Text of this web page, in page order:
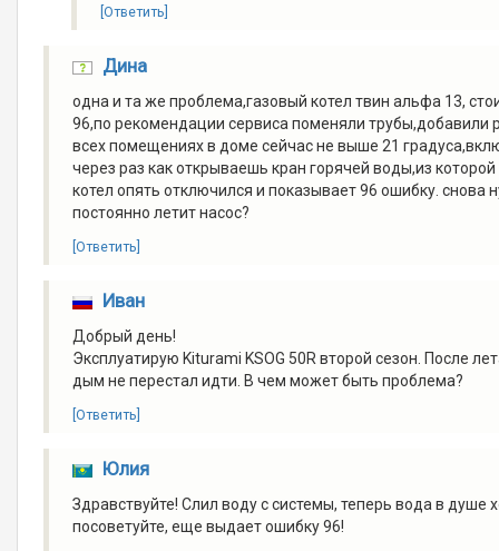
[Ответить]
Дина
одна и та же проблема,газовый котел твин альфа 13,
96,по рекомендации сервиса поменяли
всех помещениях в доме сейчас не выше 21
через раз как открываешь кран горячей воды,из
котел опять отключился и показывает 96 ошибку.
постоянно летит насос?
[Ответить]
Иван
Добрый день!
Эксплуатирую Kiturami KSOG 50R второй сезон. После
дым не перестал идти. В чем может быть проблема?
[Ответить]
Юлия
Здравствуйте! Слил воду с системы, теперь вода в
посоветуйте, еще выдает ошибку 96!